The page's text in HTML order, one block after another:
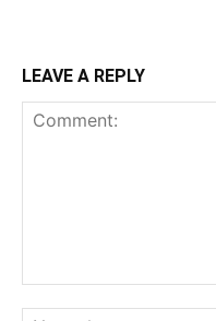
LEAVE A REPLY